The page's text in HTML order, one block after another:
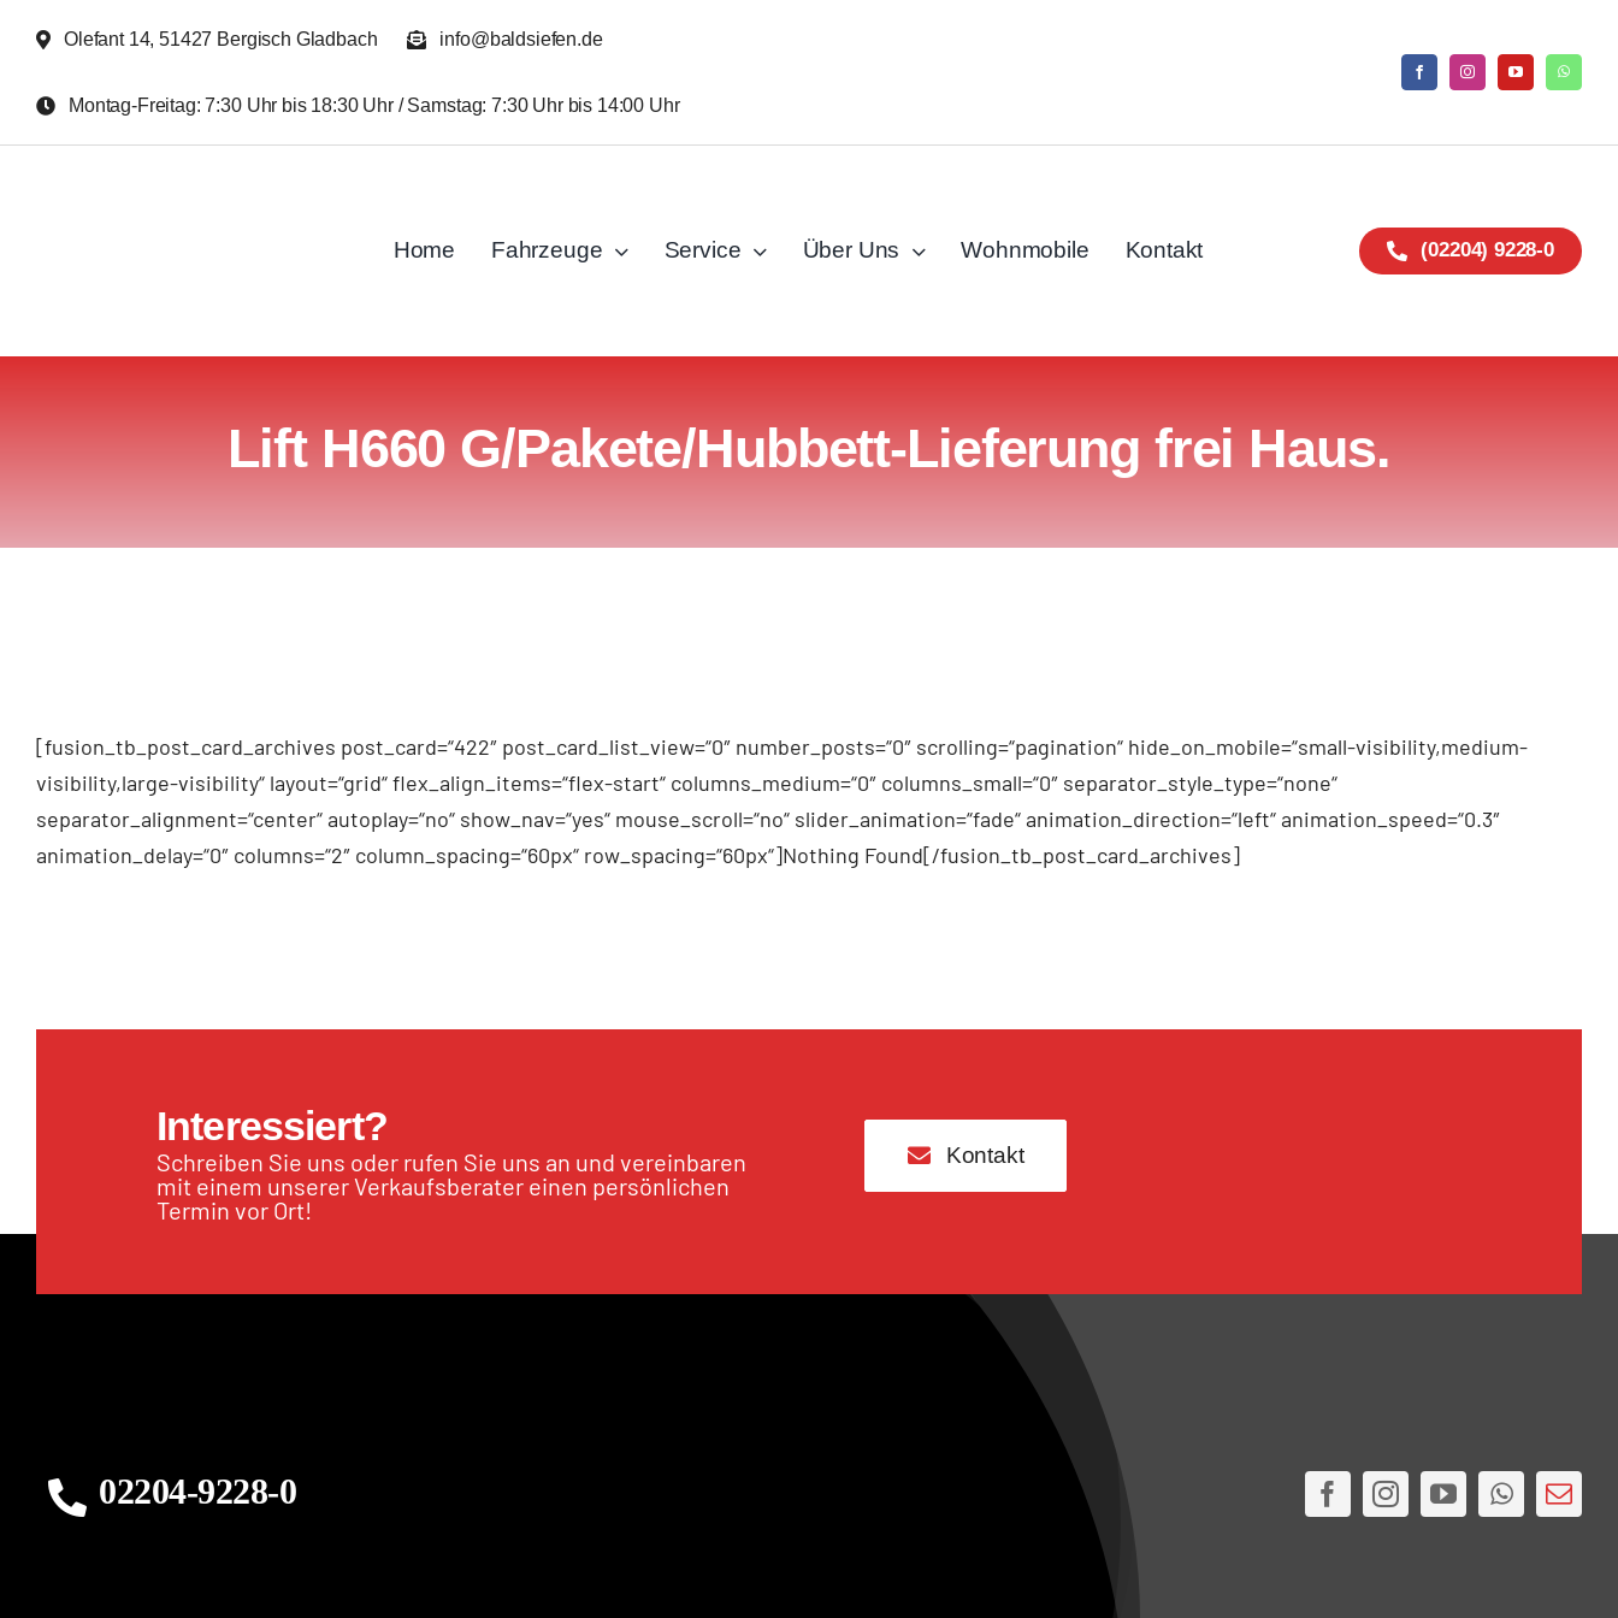
Inhalt
Olefant 14, 51427 Bergisch Gladbach info@baldsiefen.de
Montag-Freitag: 7:30 Uhr bis 18:30 Uhr / Samstag: 7:30 Uhr bis 14:00 Uhr
Home Fahrzeuge Service Über Uns Wohnmobile Kontakt (02204) 9228-0
Lift H660 G/Pakete/Hubbett-Lieferung frei Haus.
[fusion_tb_post_card_archives post_card=“422″ post_card_list_view=“0″ number_posts=“0″ scrolling=“pagination“ hide_on_mobile=“small-visibility,medium-
visibility,large-visibility“ layout=“grid“ flex_align_items=“flex-start“ columns_medium=“0″ columns_small=“0″ separator_style_type=“none“
separator_alignment=“center“ autoplay=“no“ show_nav=“yes“ mouse_scroll=“no“ slider_animation=“fade“ animation_direction=“left“ animation_speed=“0.3″
animation_delay=“0″ columns=“2″ column_spacing=“60px“ row_spacing=“60px“]Nothing Found[/fusion_tb_post_card_archives]
Interessiert?
Schreiben Sie uns oder rufen Sie uns an und vereinbaren
mit einem unserer Verkaufsberater einen persönlichen
Termin vor Ort!
Kontakt
02204-9228-0